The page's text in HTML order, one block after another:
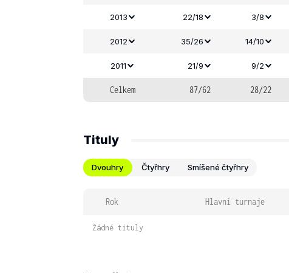
2013 22/18 3/8
2012 35/26 14/10
2011 21/9 9/2
Celkem 87/62 28/22
Tituly
Dvouhry Čtyřhry Smíšené čtyřhry
Rok Hlavní turnaje
Žádné tituly